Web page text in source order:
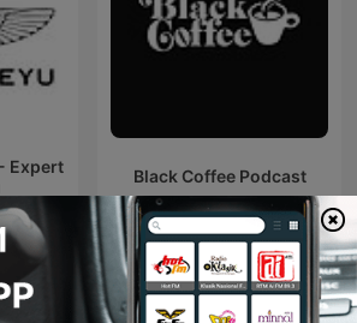
Expert
Black Coffee Podcast